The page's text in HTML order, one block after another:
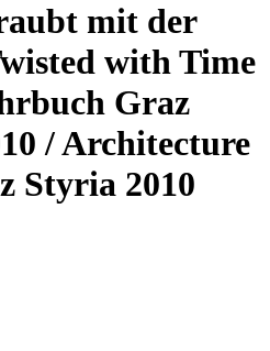
mit der
with Time
Graz
/ Architecture
Styria 2010